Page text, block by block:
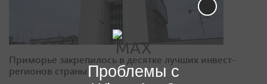
Приморье закрепилось в десятке лучших инвест-
регионов страныПроблемы с